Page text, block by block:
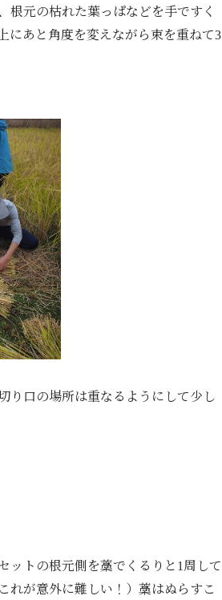
根元の枯れた葉っぱなどを手ですく
にあと角度を変えながら束を重ねて3
り口の場所は重なるようにして少し
ットの根元側を藁でくるりと 1 周して
これが意外に難しい！）藁はぬらすこ